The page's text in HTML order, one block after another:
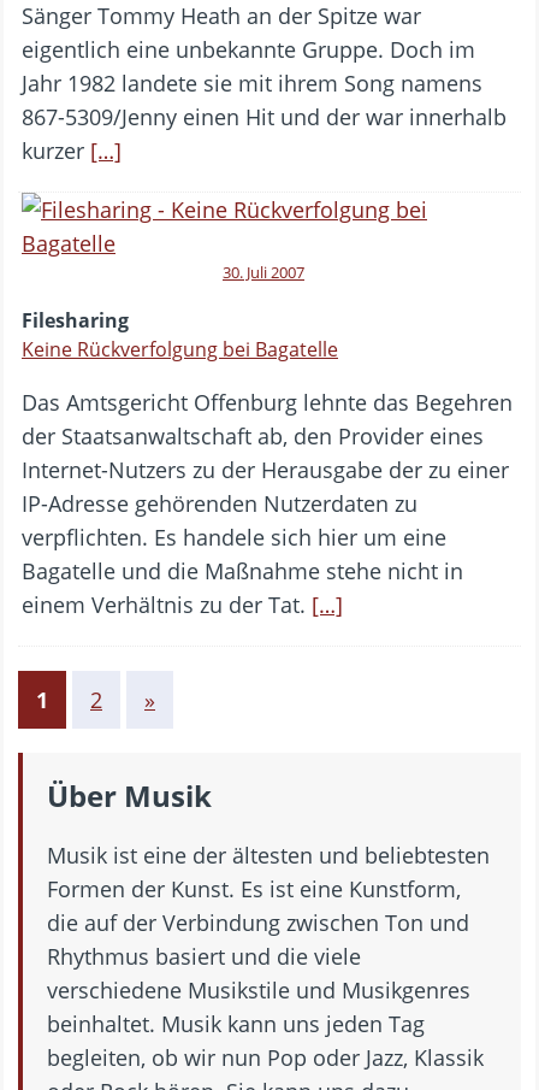
Sänger Tommy Heath an der Spitze war
eigentlich eine unbekannte Gruppe. Doch im
Jahr 1982 landete sie mit ihrem Song namens
867-5309/Jenny einen Hit und der war innerhalb
kurzer […]
30. Juli 2007
Filesharing
Keine Rückverfolgung bei Bagatelle
Das Amtsgericht Offenburg lehnte das Begehren
der Staatsanwaltschaft ab, den Provider eines
Internet-Nutzers zu der Herausgabe der zu einer
IP-Adresse gehörenden Nutzerdaten zu
verpflichten. Es handele sich hier um eine
Bagatelle und die Maßnahme stehe nicht in
einem Verhältnis zu der Tat. […]
1 2 »
Über Musik
Musik ist eine der ältesten und beliebtesten
Formen der Kunst. Es ist eine Kunstform,
die auf der Verbindung zwischen Ton und
Rhythmus basiert und die viele
verschiedene Musikstile und Musikgenres
beinhaltet. Musik kann uns jeden Tag
begleiten, ob wir nun Pop oder Jazz, Klassik